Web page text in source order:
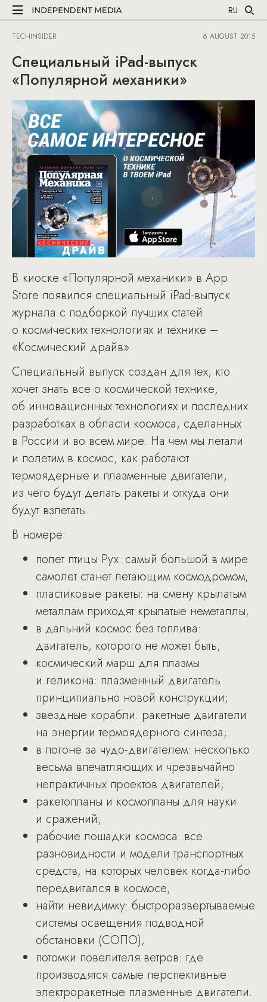
RU
TECHINSIDER 6 AUGUST 2015
Специальный iPad-выпуск
«Популярной механики»
В киоске «Популярной механики» в App
Store появился специальный iPad-выпуск
журнала с подборкой лучших статей
о космических технологиях и технике –
«Космический драйв».
Специальный выпуск создан для тех, кто
хочет знать все о космической технике,
об инновационных технологиях и последних
разработках в области космоса, сделанных
в России и во всем мире. На чем мы летали
и полетим в космос, как работают
термоядерные и плазменные двигатели,
из чего будут делать ракеты и откуда они
будут взлетать.
В номере:
полет птицы Рух: самый большой в мире
самолет станет летающим космодромом;
пластиковые ракеты: на смену крылатым
металлам приходят крылатые неметаллы;
в дальний космос без топлива:
двигатель, которого не может быть;
космический марш для плазмы
и геликона: плазменный двигатель
принципиально новой конструкции;
звездные корабли: ракетные двигатели
на энергии термоядерного синтеза;
в погоне за чудо-двигателем: несколько
весьма впечатляющих и чрезвычайно
непрактичных проектов двигателей;
ракетопланы и космопланы для науки
и сражений;
рабочие лошадки космоса: все
разновидности и модели транспортных
средств, на которых человек когда-либо
передвигался в космосе;
найти невидимку: быстроразвертываемые
системы освещения подводной
обстановки (СОПО);
потомки повелителя ветров: где
производятся самые перспективные
электроракетные плазменные двигатели.